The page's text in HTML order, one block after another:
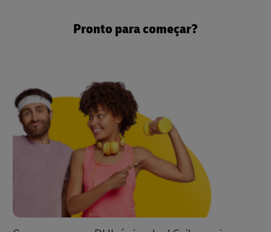
Pronto para começar?